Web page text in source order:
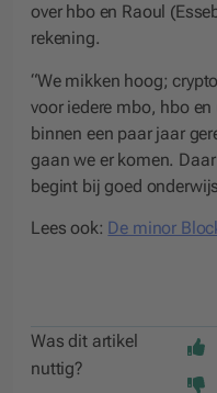
over hbo en Raoul
rekening.
“We mikken hoog;
voor iedere mbo, hbo
binnen een paar jaar
gaan we er komen.
begint bij goed
Lees ook: De minor
Was dit artikel
nuttig?